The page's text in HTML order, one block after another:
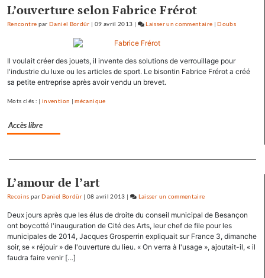
L’ouverture selon Fabrice Frérot
Rencontre parDaniel Bordür | 09 avril 2013 | Laisser un commentaire on
se
ressource
|Doubs
Il voulait créer des jouets, il invente des solutions de verrouillage pour
l'industrie du luxe ou les articles de sport. Le bisontin Fabrice Frérot a créé
sa petite entreprise après avoir vendu un brevet.
Mots clés : |invention |mécanique
Accès libre
L’amour de l’art
Recoins parDaniel Bordür |08 avril 2013 | Laisser un commentaire
se
ressource
Deux jours après que les élus de droite du conseil municipal de Besançon
ont boycotté l'inauguration de Cité des Arts, leur chef de file pour les
municipales de 2014, Jacques Grosperrin expliquait sur France 3, dimanche
soir, se « réjouir » de l'ouverture du lieu. « On verra à l'usage », ajoutait-il, « il
faudra faire venir […]